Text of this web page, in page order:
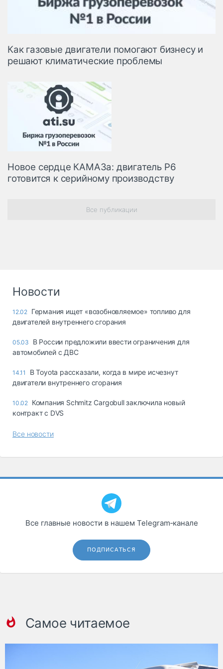
Как газовые двигатели помогают бизнесу и
решают климатические проблемы
Новое сердце КАМАЗа: двигатель Р6
готовится к серийному производству
Все публикации
Новости
12.02 Германия ищет «возобновляемое» топливо для
двигателей внутреннего сгорания
05.03
В России предложили ввести ограничения для
автомобилей с ДВС
14.11
В Toyota рассказали, когда в мире исчезнут
двигатели внутреннего сгорания
10.02 Компания Schmitz Cargobull заключила новый
контракт с DVS
Все новости
Все главные новости в нашем Telegram‑канале
ПОДПИСАТЬСЯ
Самое читаемое